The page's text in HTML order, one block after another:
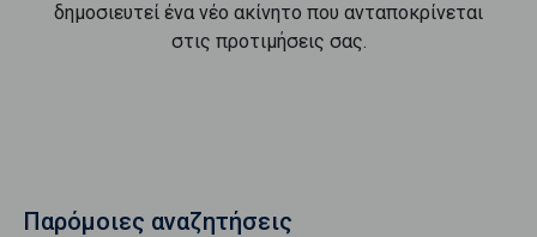
δημοσιευτεί ένα νέο ακίνητο που ανταποκρίνεται
στις προτιμήσεις σας.
Παρόμοιες αναζητήσεις